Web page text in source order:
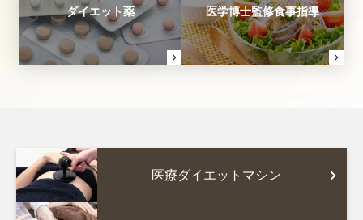
ダイエット薬 医学博士監修食事指導
医療ダイエットマシン